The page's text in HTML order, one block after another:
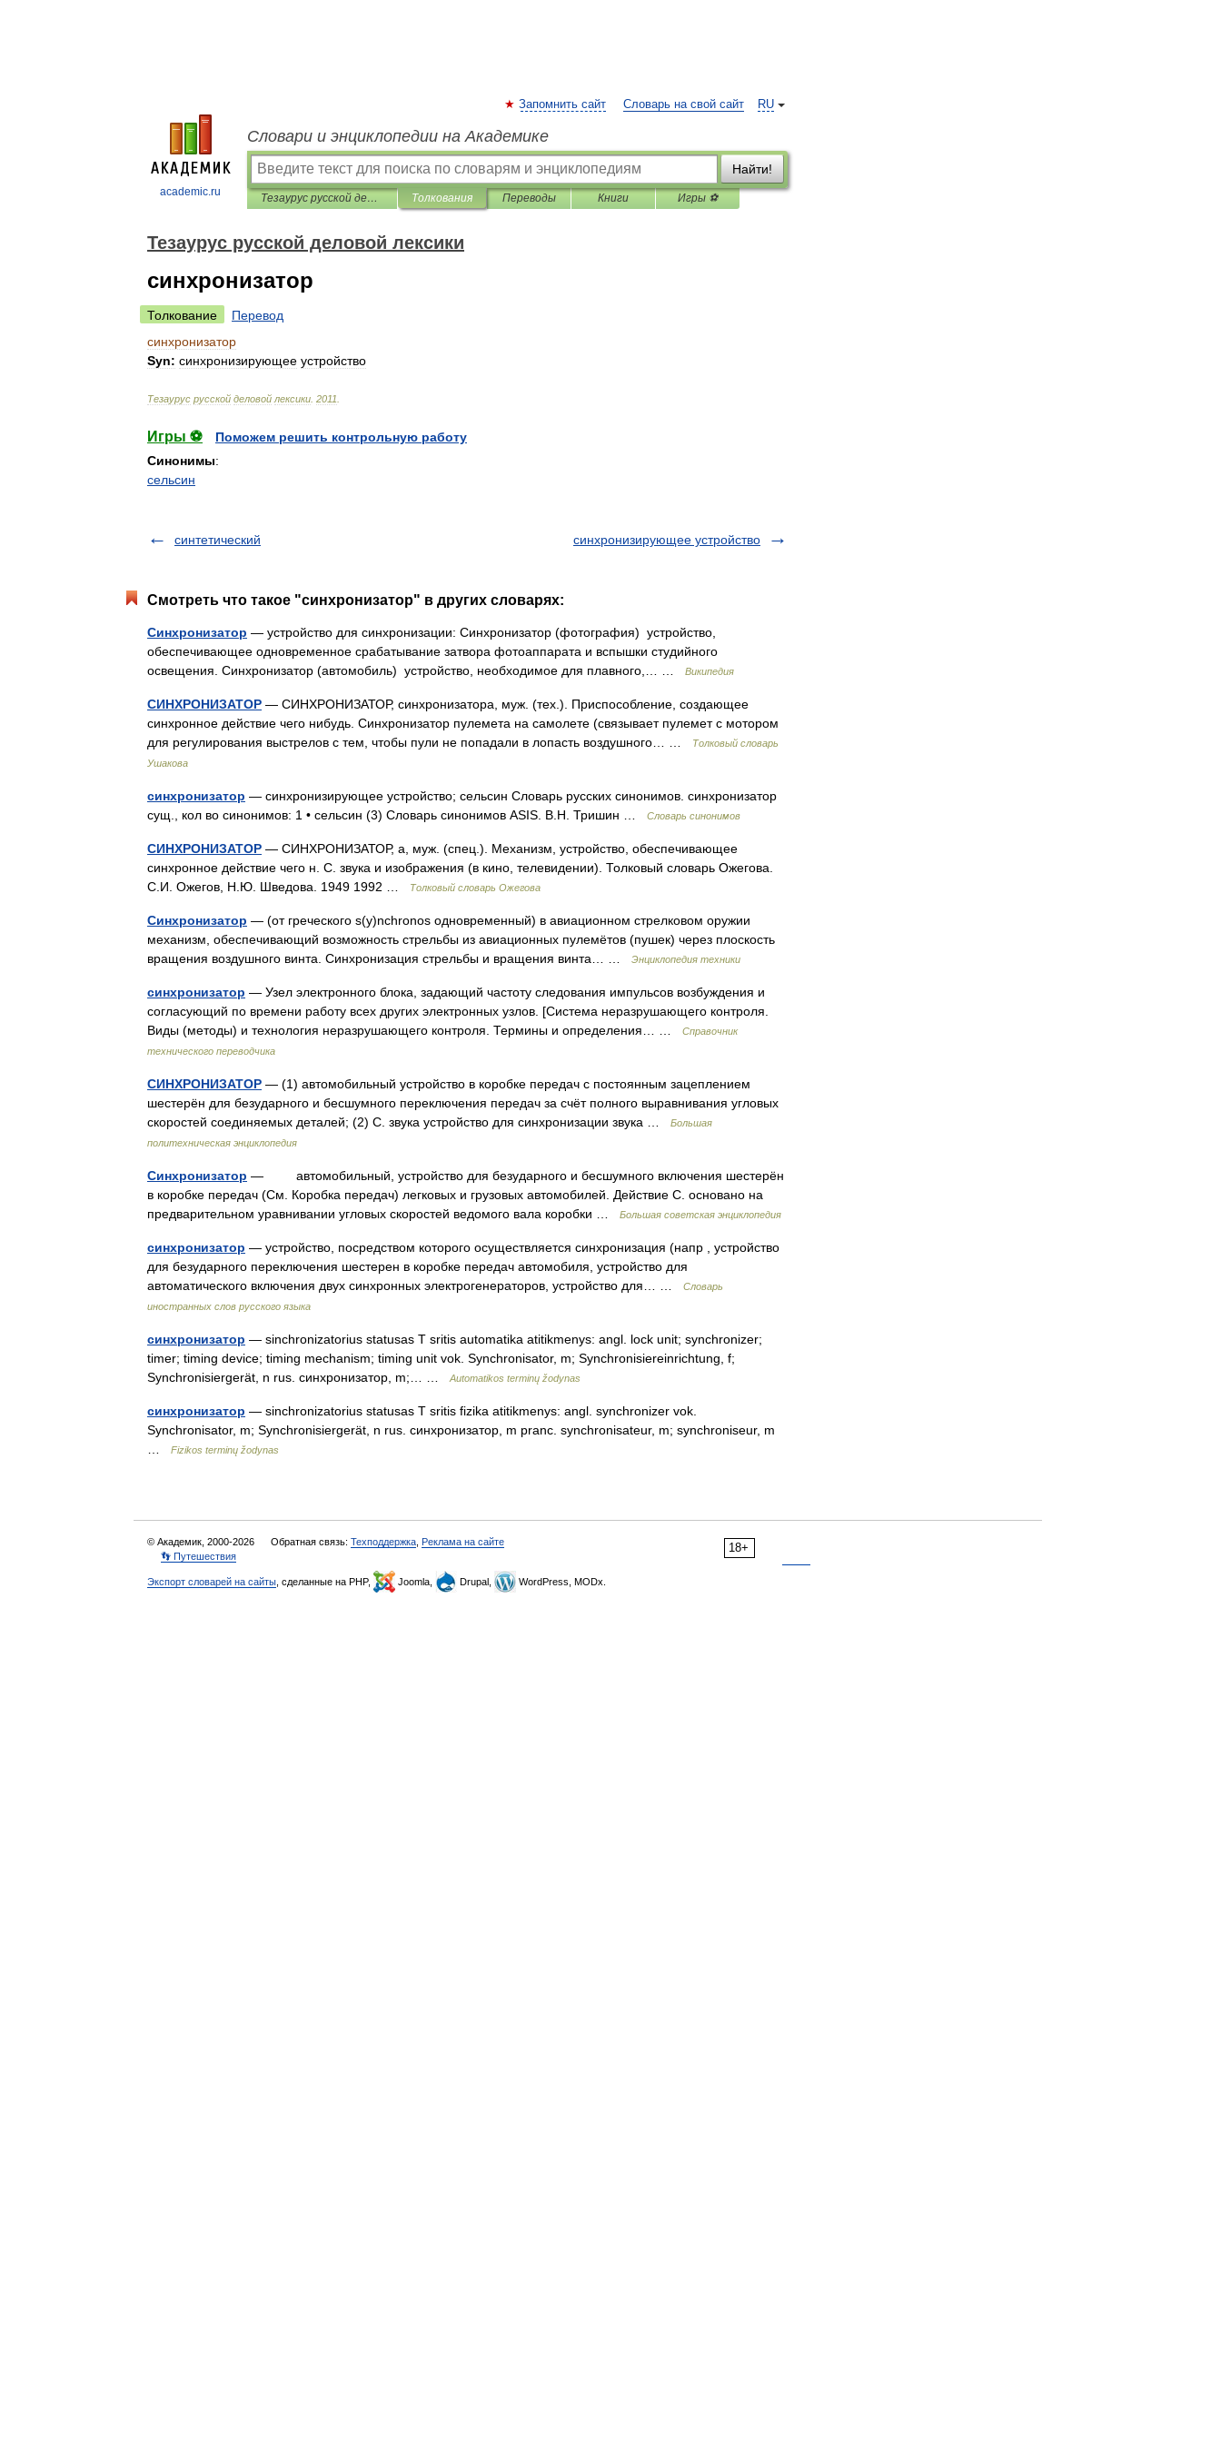
academic.ru
RU
Запомнить сайт Словарь на свой сайт
Словари и энциклопедии на Академике
Найти!
Тезаурус русской деловой лексики Толкования Переводы Книги Игры ⚽
Тезаурус русской деловой лексики
синхронизатор
Толкование
Перевод
синхронизатор
Syn: синхронизирующее устройство
Тезаурус русской деловой лексики 2011
Игры ⚽
Поможем решить контрольную работу
Синонимы:
сельсин
синтетический синхронизирующее устройство
Смотреть что такое "синхронизатор" в других словарях:
Синхронизатор — устройство для синхронизации: Синхронизатор (фотография) устройство,
обеспечивающее одновременное срабатывание затвора фотоаппарата и вспышки студийного
освещения. Синхронизатор (автомобиль) устройство, необходимое для плавного,… …
Википедия
СИНХРОНИЗАТОР — СИНХРОНИЗАТОР, синхронизатора, муж. (тех.). Приспособление, создающее
синхронное действие чего нибудь. Синхронизатор пулемета на самолете (связывает пулемет с мотором
для регулирования выстрелов с тем, чтобы пули не попадали в лопасть воздушного… …
Толковый словарь
Ушакова
синхронизатор — синхронизирующее устройство; сельсин Словарь русских синонимов. синхронизатор
сущ., кол во синонимов: 1 • сельсин (3) Словарь синонимов ASIS. В.Н. Тришин …
Словарь синонимов
СИНХРОНИЗАТОР — СИНХРОНИЗАТОР, а, муж. (спец.). Механизм, устройство, обеспечивающее
синхронное действие чего н. С. звука и изображения (в кино, телевидении). Толковый словарь Ожегова.
С.И. Ожегов, Н.Ю. Шведова. 1949 1992 …
Толковый словарь Ожегова
Синхронизатор — (от греческого s(y)nchronos одновременный) в авиационном стрелковом оружии
механизм, обеспечивающий возможность стрельбы из авиационных пулемётов (пушек) через плоскость
вращения воздушного винта. Синхронизация стрельбы и вращения винта… …
Энциклопедия техники
синхронизатор — Узел электронного блока, задающий частоту следования импульсов возбуждения и
согласующий по времени работу всех других электронных узлов. [Система неразрушающего контроля.
Виды (методы) и технология неразрушающего контроля. Термины и определения… …
Справочник
технического переводчика
СИНХРОНИЗАТОР — (1) автомобильный устройство в коробке передач с постоянным зацеплением
шестерён для безударного и бесшумного переключения передач за счёт полного выравнивания угловых
скоростей соединяемых деталей; (2) С. звука устройство для синхронизации звука …
Большая
политехническая энциклопедия
Синхронизатор — автомобильный, устройство для безударного и бесшумного включения шестерён
в коробке передач (См. Коробка передач) легковых и грузовых автомобилей. Действие С. основано на
предварительном уравнивании угловых скоростей ведомого вала коробки …
Большая советская энциклопедия
синхронизатор — устройство, посредством которого осуществляется синхронизация (напр , устройство
для безударного переключения шестерен в коробке передач автомобиля, устройство для
автоматического включения двух синхронных электрогенераторов, устройство для… …
Словарь
иностранных слов русского языка
синхронизатор — sinchronizatorius statusas T sritis automatika atitikmenys: angl. lock unit; synchronizer;
timer; timing device; timing mechanism; timing unit vok. Synchronisator, m; Synchronisiereinrichtung, f;
Synchronisiergerät, n rus. синхронизатор, m;… …
Automatikos terminų žodynas
синхронизатор — sinchronizatorius statusas T sritis fizika atitikmenys: angl. synchronizer vok.
Synchronisator, m; Synchronisiergerät, n rus. синхронизатор, m pranc. synchronisateur, m; synchroniseur, m
Fizikos terminų žodynas
18+
© Академик, 2000-2026 Обратная связь: Техподдержка Реклама на сайте
👣 Путешествия
Экспорт словарей на сайты , сделанные на PHP, Joomla, Drupal, WordPress, MODx.